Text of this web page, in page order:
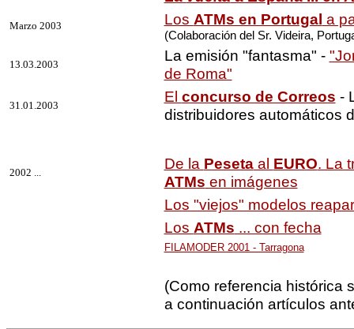
Marzo 2003 Los ATMs en Portugal a
(Colaboración del Sr. Videira,
13.03.2003
La emisión "fantasma" -
de Roma"
31.01.2003
El concurso de Correos -
distribuidores automáticos
2002 ...
De la Pesetaal EURO. La
ATMs en imágenes
Los "viejos" modelos
Los ATMs ... con fecha
FILAMODER 2001 - Tarragona
(Como referencia histórica
a continuación artículos